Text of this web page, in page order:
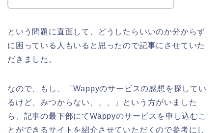
という問題に直面して、どうしたらいいのか分からず
に困っている人もいると思ったので記事にさせていた
だきました。
なので、もし、「Wappyのサービスの感想を探してい
るけど、みつからない、、、」という方がいました
ら、記事の最下部にてWappyのサービスを申し込むこ
とができるサイトを紹介させていただくので参考にし